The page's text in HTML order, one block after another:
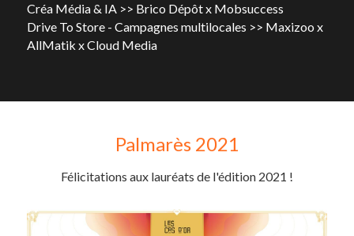
Créa Média & IA >> Brico Dépôt x Mobsuccess
Drive To Store - Campagnes multilocales >> Maxizoo x
AllMatik x Cloud Media
Palmarès 2021
Félicitations aux lauréats de l'édition 2021 !